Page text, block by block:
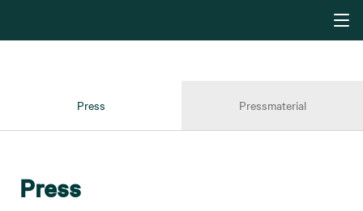
Press Pressmaterial
Press